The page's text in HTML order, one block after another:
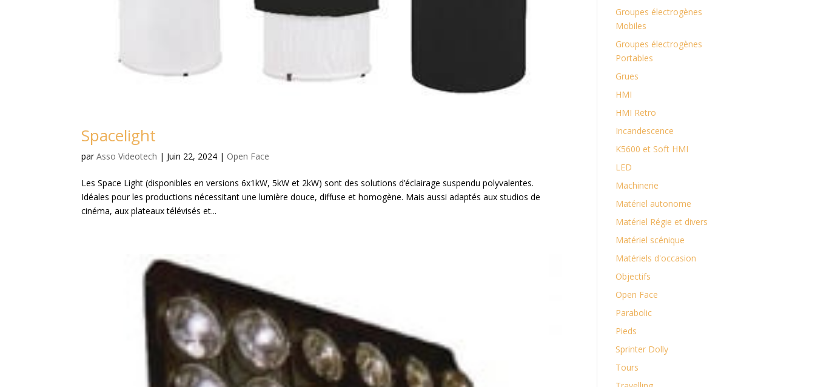
Spacelight
parAsso Videotech | Juin 22, 2024 | Open Face
Les Space Light (disponibles en versions 6x1kW, 5kW et 2kW) sont des solutions d’éclairage suspendu polyvalentes.
Idéales pour les productions nécessitant une lumière douce, diffuse et homogène. Mais aussi adaptés aux studios de
cinéma, aux plateaux télévisés et...
Groupes électrogènes
Mobiles
Groupes électrogènes
Portables
Grues
HMI
HMI Retro
Incandescence
K5600 ​et Soft HMI
LED
Machinerie
Matériel autonome
Matériel Régie et divers
Matériel scénique
Matériels d'occasion
Objectifs
Open Face
Parabolic
Pieds
Sprinter Dolly
Tours